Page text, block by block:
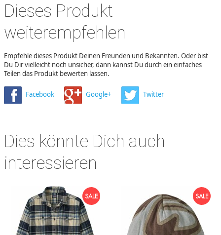
Dieses Produkt
weiterempfehlen
Empfehle dieses Produkt Deinen Freunden und Bekannten. Oder bist
Du Dir vielleicht noch unsicher, dann kannst Du durch ein einfaches
Teilen das Produkt bewerten lassen.
Facebook Google+ Twitter
Dies könnte Dich auch
interessieren